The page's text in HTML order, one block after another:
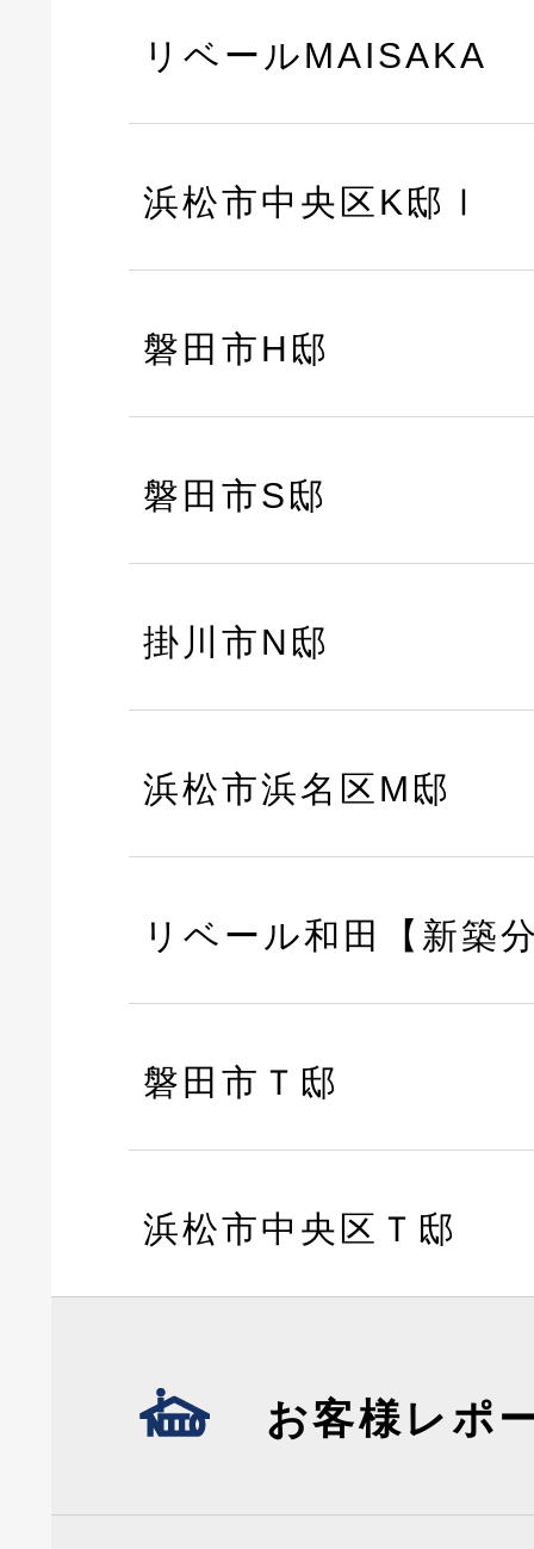
リベールMAISAKA
浜松市中央区K邸Ⅰ
磐田市H邸
磐田市S邸
掛川市N邸
浜松市浜名区M邸
リベール和田【新築
磐田市Ｔ邸
浜松市中央区Ｔ邸
お客様レポ